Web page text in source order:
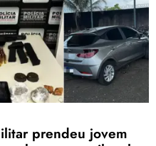
prendeu jovem